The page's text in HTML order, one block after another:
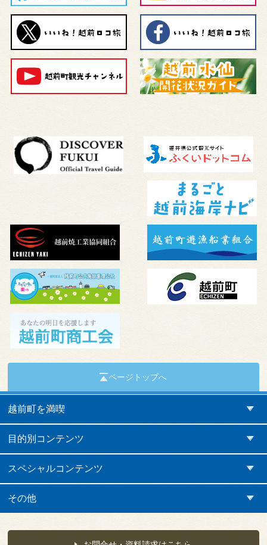
ページトップへ
越前町を満喫
目的別コンテンツ
スペシャルコンテンツ
その他